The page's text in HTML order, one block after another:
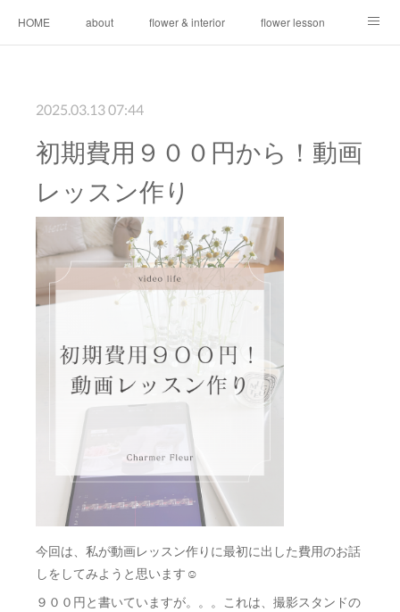
HOME about flower & interior flower lesson
2025.03.13 07:44
初期費用９００円から！動画
レッスン作り
今回は、私が動画レッスン作りに最初に出した費用のお話
しをしてみようと思います☺️
９００円と書いていますが。。。これは、撮影スタンドの